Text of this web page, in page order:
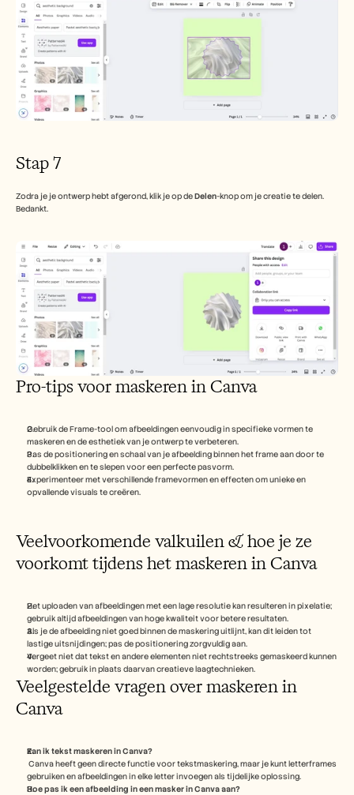
Stap 7
Zodra je je ontwerp hebt afgerond, klik je op de Delen-knop om je creatie te delen.
Bedankt.
Pro-tips voor maskeren in Canva
Gebruik de Frame-tool om afbeeldingen eenvoudig in specifieke vormen te
maskeren en de esthetiek van je ontwerp te verbeteren.
Pas de positionering en schaal van je afbeelding binnen het frame aan door te
dubbelklikken en te slepen voor een perfecte pasvorm.
Experimenteer met verschillende framevormen en effecten om unieke en
opvallende visuals te creëren.
Veelvoorkomende valkuilen & hoe je ze
voorkomt tijdens het maskeren in Canva
Het uploaden van afbeeldingen met een lage resolutie kan resulteren in pixelatie;
gebruik altijd afbeeldingen van hoge kwaliteit voor betere resultaten.
Als je de afbeelding niet goed binnen de maskering uitlijnt, kan dit leiden tot
lastige uitsnijdingen; pas de positionering zorgvuldig aan.
Vergeet niet dat tekst en andere elementen niet rechtstreeks gemaskeerd kunnen
worden; gebruik in plaats daarvan creatieve laagtechnieken.
Veelgestelde vragen over maskeren in
Canva
Kan ik tekst maskeren in Canva?
gebruiken en afbeeldingen in elke letter invoegen als tijdelijke oplossing.
Hoe pas ik een afbeelding in een masker in Canva aan?